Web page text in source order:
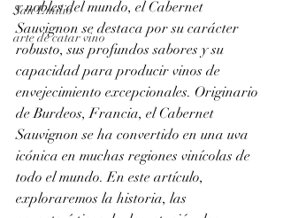
San Emilio
arte de catar vino
y nobles del mundo, el Cabernet
Sauvignon se destaca por su carácter
robusto, sus profundos sabores y su
capacidad para producir vinos de
envejecimiento excepcionales. Originario
de Burdeos, Francia, el Cabernet
Sauvignon se ha convertido en una uva
icónica en muchas regiones vinícolas de
todo el mundo. En este artículo,
exploraremos la historia, las